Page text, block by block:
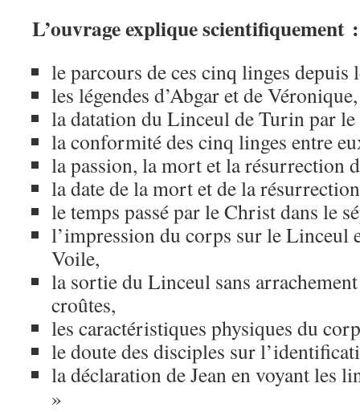
L’ouvrage explique scientifiquement :
le parcours de ces cinq linges depuis
les légendes d’Abgar et de Véronique,
la datation du Linceul de Turin par le
la conformité des cinq linges entre
la passion, la mort et la résurrection
la date de la mort et de la
le temps passé par le Christ dans le
l’impression du corps sur le Linceul
Voile,
la sortie du Linceul sans
croûtes,
les caractéristiques physiques du
le doute des disciples sur
la déclaration de Jean en voyant les
»